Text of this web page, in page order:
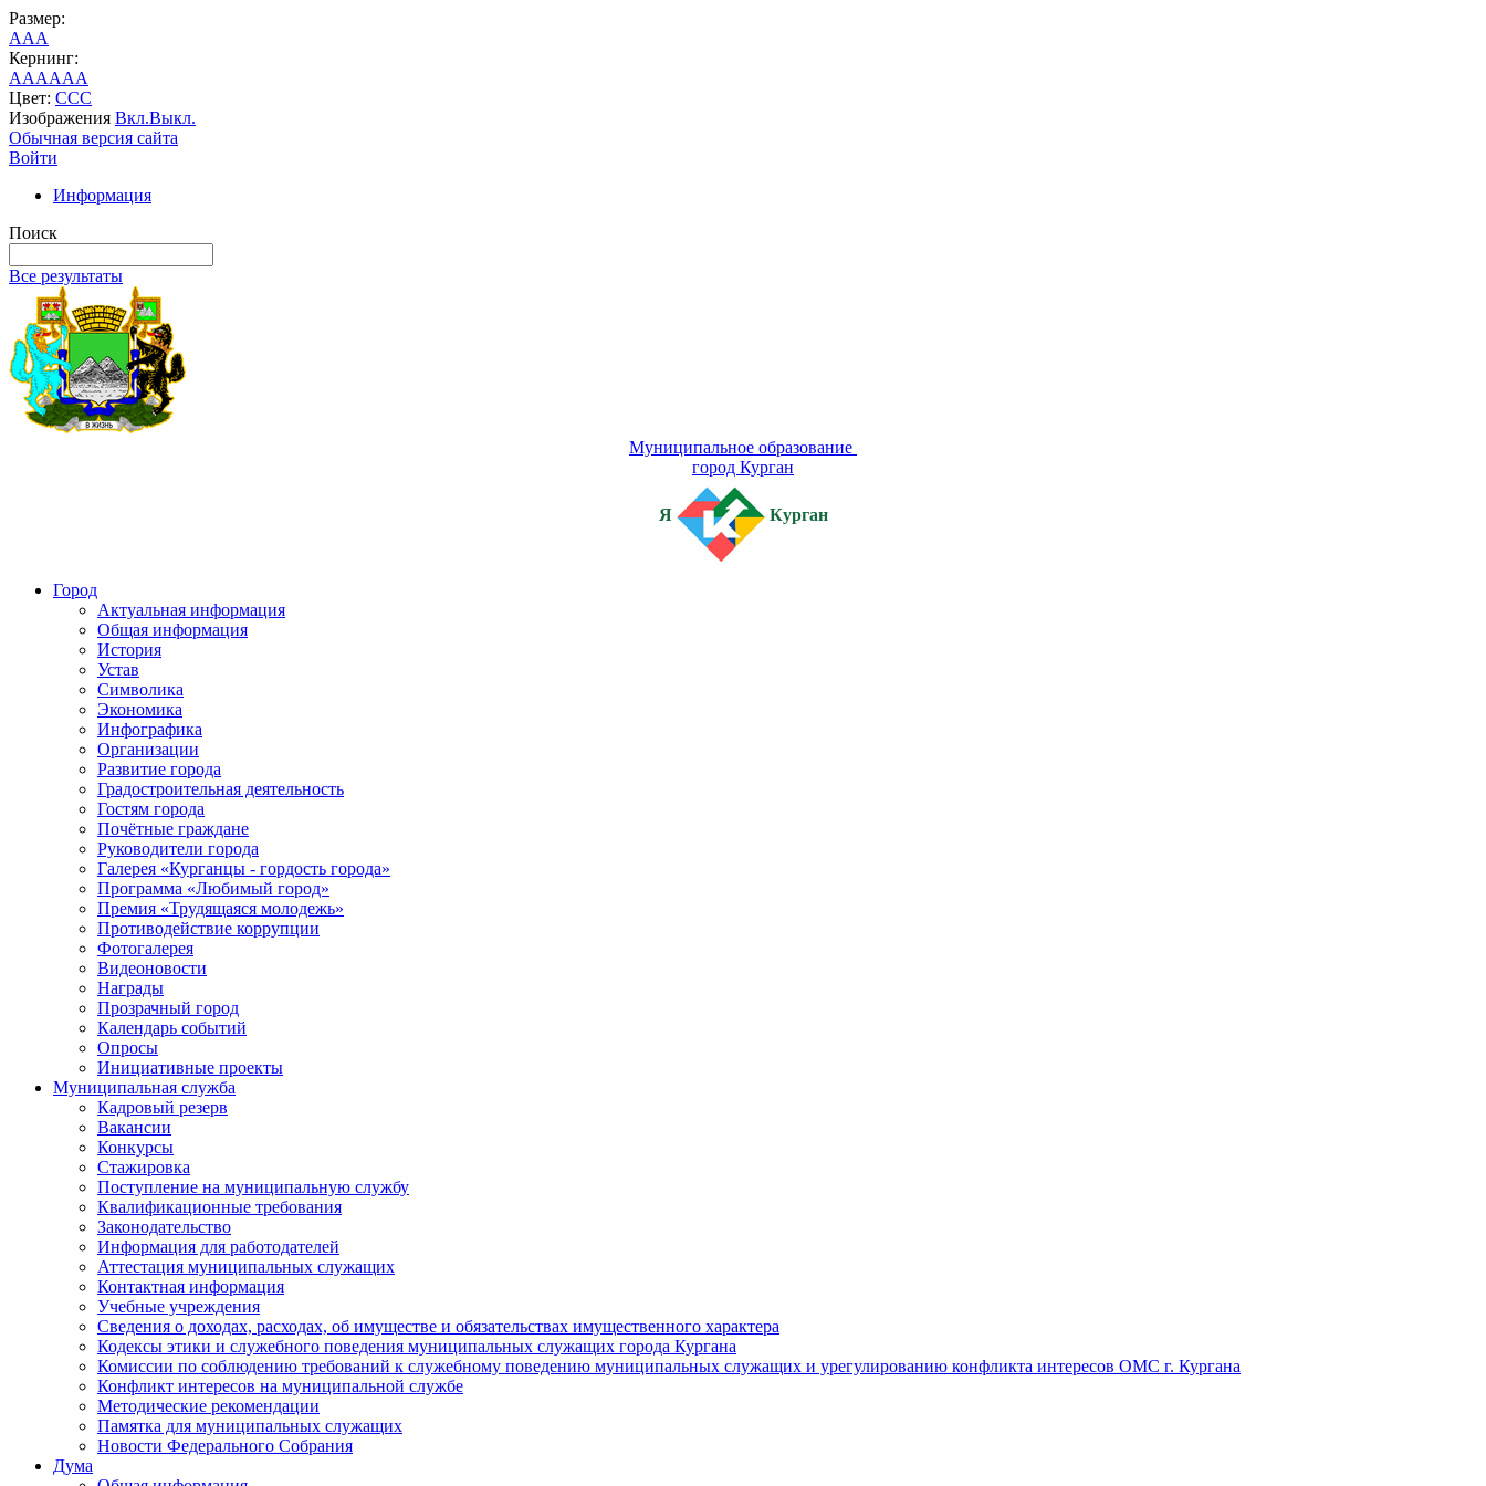
Размер:
AAA
Кернинг:
AAAAAA
Цвет: CCC
Изображения Вкл.Выкл.
Обычная версия сайта
Войти
Информация
Поиск
Все результаты
Муниципальное образование
город Курган
Я Курган
Город
Актуальная информация
Общая информация
История
Устав
Символика
Экономика
Инфографика
Организации
Развитие города
Градостроительная деятельность
Гостям города
Почётные граждане
Руководители города
Галерея «Курганцы - гордость города»
Программа «Любимый город»
Премия «Трудящаяся молодежь»
Противодействие коррупции
Фотогалерея
Видеоновости
Награды
Прозрачный город
Календарь событий
Опросы
Инициативные проекты
Муниципальная служба
Кадровый резерв
Вакансии
Конкурсы
Стажировка
Поступление на муниципальную службу
Квалификационные требования
Законодательство
Информация для работодателей
Аттестация муниципальных служащих
Контактная информация
Учебные учреждения
Сведения о доходах, расходах, об имуществе и обязательствах имущественного характера
Кодексы этики и служебного поведения муниципальных служащих города Кургана
Комиссии по соблюдению требований к служебному поведению муниципальных служащих и урегулированию конфликта интересов ОМС г. Кургана
Конфликт интересов на муниципальной службе
Методические рекомендации
Памятка для муниципальных служащих
Новости Федерального Cобрания
Дума